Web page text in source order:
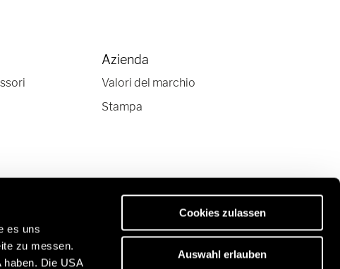
es uns
zu messen.
haben. Die USA
Cookies zulassen
Auswahl erlauben
Azienda
Valori del marchio
Stampa